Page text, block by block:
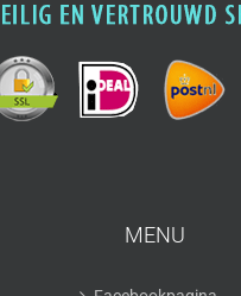
MENU